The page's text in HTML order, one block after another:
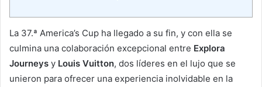
La 37.ª America’s Cup ha llegado a su fin, y con ella se
culmina una colaboración excepcional entre Explora
Journeys y Louis Vuitton, dos líderes en el lujo que se
unieron para ofrecer una experiencia inolvidable en la